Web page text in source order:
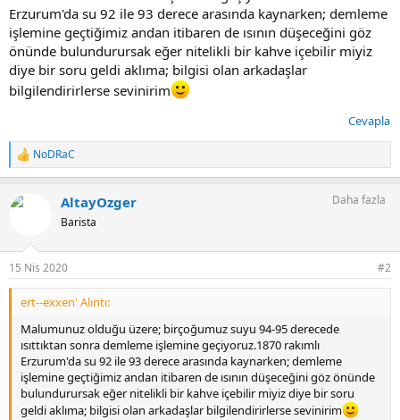
a
t
a
n
a
r
i
h
i
Erzurum'da su 92 ile 93 derece arasında kaynarken; demleme
işlemine geçtiğimiz andan itibaren de ısının düşeceğini göz
önünde bulundurursak eğer nitelikli bir kahve içebilir miyiz
diye bir soru geldi aklıma; bilgisi olan arkadaşlar
bilgilendirirlerse sevinirim
Cevapla
T
e
k
:
NoDRaC
AltayOzger
Barista
Daha fazla
15 Nis 2020 #2
ert--exxen' Alıntı:
Malumunuz olduğu üzere; birçoğumuz suyu 94-95 derecede
ısıttıktan sonra demleme işlemine geçiyoruz.1870 rakımlı
Erzurum'da su 92 ile 93 derece arasında kaynarken; demleme
işlemine geçtiğimiz andan itibaren de ısının düşeceğini göz önünde
bulundurursak eğer nitelikli bir kahve içebilir miyiz diye bir soru
geldi aklıma; bilgisi olan arkadaşlar bilgilendirirlerse sevinirim